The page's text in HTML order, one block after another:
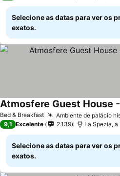
Selecione as datas para ver os
exatos.
Bed & Breakfast Ambiente de palácio
Atmosfere Guest House
9,1 Excelente 2.139 La Spezia, a
Selecione as datas para ver os
exatos.